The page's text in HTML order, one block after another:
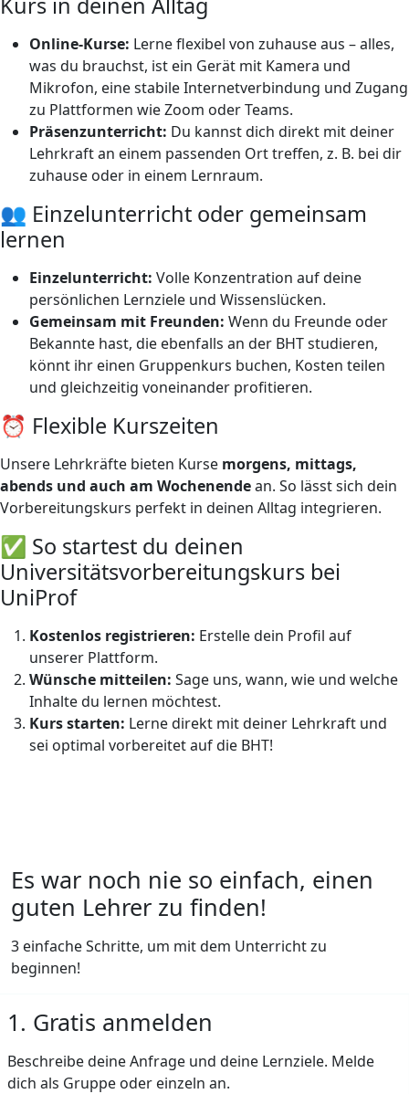
Online-Kurse: Lerne flexibel von zuhause aus – alles,
was du brauchst, ist ein Gerät mit Kamera und
Mikrofon, eine stabile Internetverbindung und Zugang
zu Plattformen wie Zoom oder Teams.
Präsenzunterricht: Du kannst dich direkt mit deiner
Lehrkraft an einem passenden Ort treffen, z. B. bei dir
zuhause oder in einem Lernraum.
👥 Einzelunterricht oder gemeinsam
lernen
Einzelunterricht: Volle Konzentration auf deine
persönlichen Lernziele und Wissenslücken.
Gemeinsam mit Freunden: Wenn du Freunde oder
Bekannte hast, die ebenfalls an der BHT studieren,
könnt ihr einen Gruppenkurs buchen, Kosten teilen
und gleichzeitig voneinander profitieren.
⏰ Flexible Kurszeiten
Unsere Lehrkräfte bieten Kurse morgens, mittags,
abends und auch am Wochenendean. So lässt sich dein
Vorbereitungskurs perfekt in deinen Alltag integrieren.
✅ So startest du deinen
Universitätsvorbereitungskurs bei
UniProf
Kostenlos registrieren: Erstelle dein Profil auf
unserer Plattform.
Wünsche mitteilen: Sage uns, wann, wie und welche
Inhalte du lernen möchtest.
Kurs starten: Lerne direkt mit deiner Lehrkraft und
sei optimal vorbereitet auf die BHT!
Es war noch nie so einfach, einen
guten Lehrer zu finden!
3 einfache Schritte, um mit dem Unterricht zu
beginnen!
1. Gratis anmelden
Beschreibe deine Anfrage und deine Lernziele. Melde
dich als Gruppe oder einzeln an.